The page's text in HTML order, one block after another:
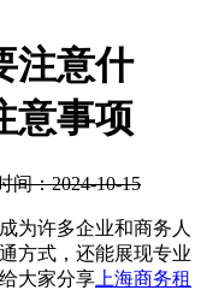
注意什
意事项
间：2024-10-15
为许多企业和商务人
方式，还能展现专业
大家分享 上海商务租